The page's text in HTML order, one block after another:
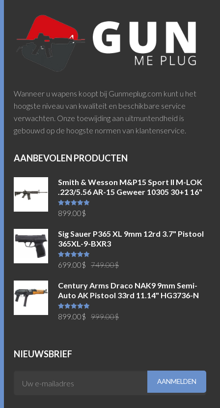
Wanneer u wapens koopt bij Gunmeplug.com kunt u het
hoogste niveau van kwaliteit en beschikbare service
verwachten. Onze toewijding aan uitmuntendheid is
gebouwd op de hoogste normen van klantenservice.
AANBEVOLEN PRODUCTEN
Smith & Wesson M&P15 Sport II M-LOK
.223/5.56 AR-15 Geweer 10305 30+1 16"
Waardering
5.00uit 5
899.00$
Sig Sauer P365 XL 9mm 12rd 3.7" Pistool
365XL-9-BXR3
Waardering
5.00uit 5 749.00$
was:
749.00$.
699.00$
is:
699.00$.
Century Arms Draco NAK9 9mm Semi-
Auto AK Pistool 33rd 11.14" HG3736-N
Waardering
5.00uit 5 999.00$
899.00$
NIEUWSBRIEF